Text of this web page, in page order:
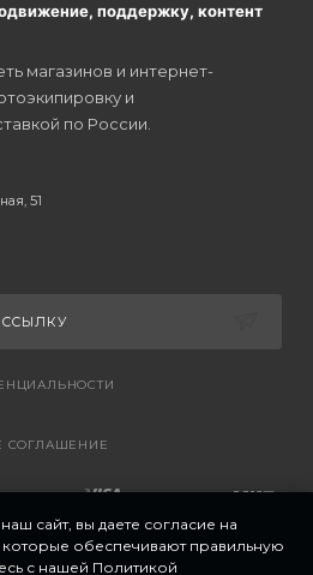
поддержку, контент
магазинов и интернет-
и
по России.
51
СОГЛАШЕНИЕ
сайт, вы даете согласие на
обеспечивают правильную
с нашей Политикой